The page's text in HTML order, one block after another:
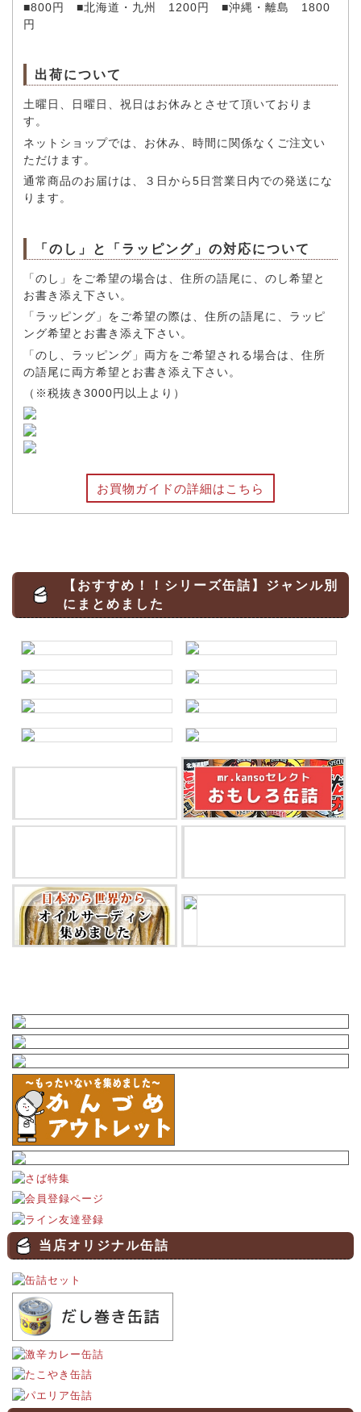
■800円 ■北海道・九州 1200円 ■沖縄・離島 1800
円
出荷について
土曜日、日曜日、祝日はお休みとさせて頂いておりま
す。
ネットショップでは、お休み、時間に関係なくご注文い
ただけます。
通常商品のお届けは、３日から5日営業日内での発送にな
ります。
「のし」と「ラッピング」の対応について
「のし」をご希望の場合は、住所の語尾に、のし希望と
お書き添え下さい。
「ラッピング」をご希望の際は、住所の語尾に、ラッピ
ング希望とお書き添え下さい。
「のし、ラッピング」両方をご希望される場合は、住所
の語尾に両方希望とお書き添え下さい。
（※税抜き3000円以上より）
お買物ガイドの詳細はこちら
【おすすめ！！シリーズ缶詰】ジャンル別
にまとめました
当店オリジナル缶詰